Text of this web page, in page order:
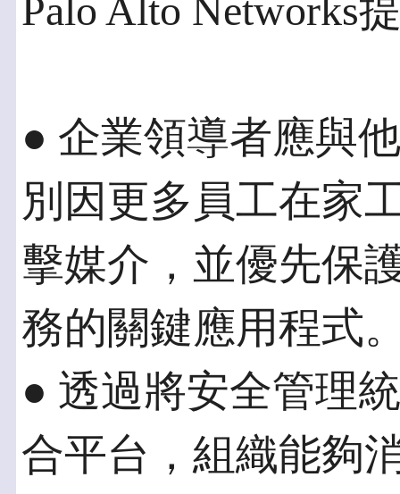
Palo Alto Networks
● 企業領導者應與
別因更多員工在家
擊媒介，並優先保
務的關鍵應用程式
● 透過將安全管理
合平台，組織能夠